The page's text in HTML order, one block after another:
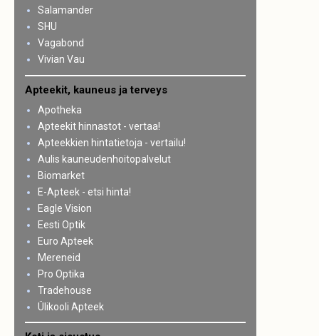
Salamander
SHU
Vagabond
Vivian Vau
Apteekit, kauneus ja terveys
Apotheka
Apteekit hinnastot - vertaa!
Apteekkien hintatietoja - vertailu!
Aulis kauneudenhoitopalvelut
Biomarket
E-Apteek - etsi hinta!
Eagle Vision
Eesti Optik
Euro Apteek
Mereneid
Pro Optika
Tradehouse
Ülikooli Apteek